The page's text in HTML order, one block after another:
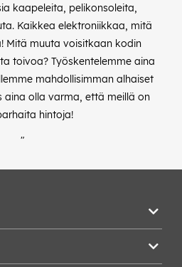
kaapeleita, pelikonsoleita,
Kaikkea elektroniikkaa, mitä
Mitä muuta voisitkaan kodin
toivoa? Työskentelemme aina
mahdollisimman alhaiset
aina olla varma, että meillä on
hintoja!
"